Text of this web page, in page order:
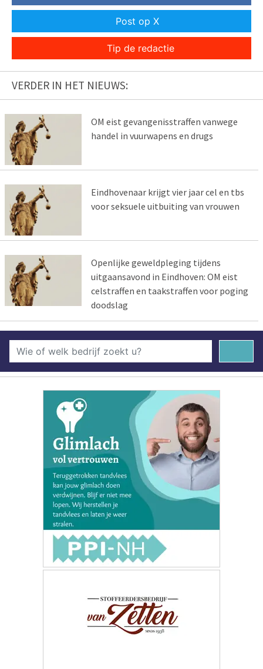
Post op X
Tip de redactie
VERDER IN HET NIEUWS:
OM eist gevangenisstraffen vanwege
handel in vuurwapens en drugs
Eindhovenaar krijgt vier jaar cel en tbs
voor seksuele uitbuiting van vrouwen
Openlijke geweldpleging tijdens
uitgaansavond in Eindhoven: OM eist
celstraffen en taakstraffen voor poging
doodslag